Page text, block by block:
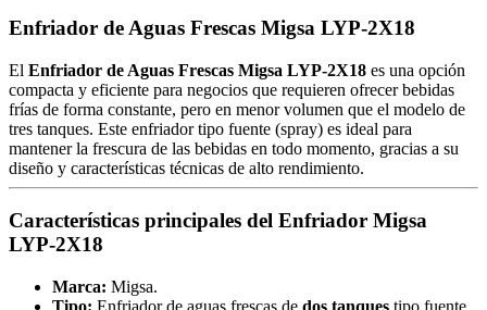
was:
$17,650.00.
is:
Enfriador de Aguas Frescas Migsa LYP-2X18
El Enfriador de Aguas Frescas Migsa LYP-2X18 es una opción
compacta y eficiente para negocios que requieren ofrecer bebidas
frías de forma constante, pero en menor volumen que el modelo de
tres tanques. Este enfriador tipo fuente (spray) es ideal para
mantener la frescura de las bebidas en todo momento, gracias a su
diseño y características técnicas de alto rendimiento.
Características principales del Enfriador Migsa
LYP-2X18
Marca: Migsa.
Tipo: Enfriador de aguas frescas de dos tanques tipo fuente